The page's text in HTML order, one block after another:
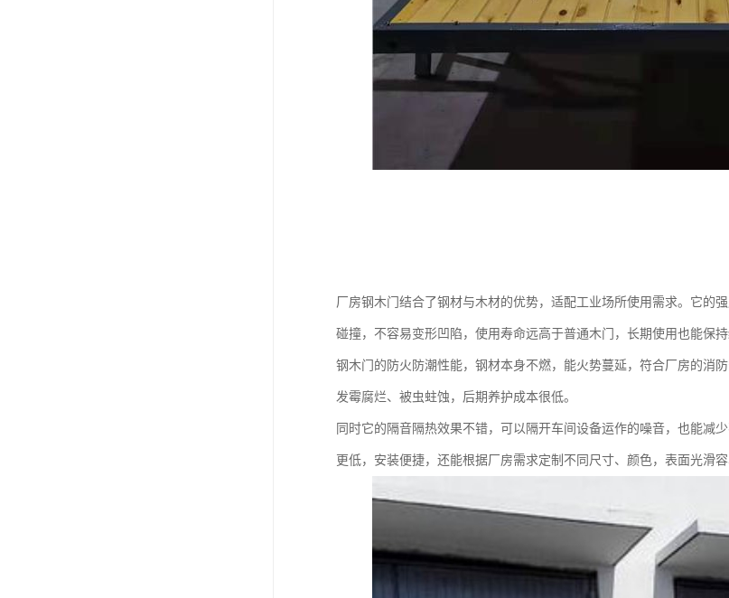
厂房钢木门结合了钢材与木材的优势，适配工业场所使用需求。它的
碰撞，不容易变形凹陷，使用寿命远高于普通木门，长期使用也能保持
钢木门的防火防潮性能，钢材本身不燃，能火势蔓延，符合厂房的消
发霉腐烂、被虫蛀蚀，后期养护成本很低。
同时它的隔音隔热效果不错，可以隔开车间设备运作的噪音，也能减
更低，安装便捷，还能根据厂房需求定制不同尺寸、颜色，表面光滑